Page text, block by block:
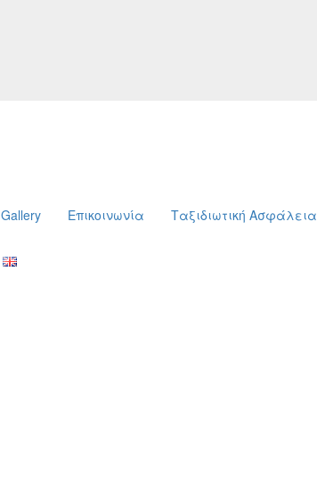
Gallery Επικοινωνία Ταξιδιωτική Ασφάλεια